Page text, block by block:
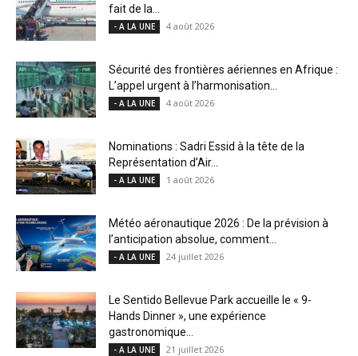
fait de la...
- A LA UNE 4 août 2026
Sécurité des frontières aériennes en Afrique :
L’appel urgent à l’harmonisation...
- A LA UNE 4 août 2026
Nominations : Sadri Essid à la tête de la
Représentation d’Air...
- A LA UNE 1 août 2026
Météo aéronautique 2026 : De la prévision à
l’anticipation absolue, comment...
- A LA UNE 24 juillet 2026
Le Sentido Bellevue Park accueille le « 9-
Hands Dinner », une expérience
gastronomique...
- A LA UNE 21 juillet 2026